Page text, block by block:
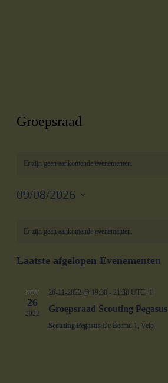
Groepsraad
Er zijn geen aankomende evenementen.
09/08/2026
datum.
van
Er zijn geen aankomende evenementen.
Laatste afgelopen Evenementen
NOV
26
2022
26-11-2022 @ 19:30- 21:30 UTC+1
Groepsraad Scouting Pegasus
Scouting Pegasus De Beemd 1, Velp